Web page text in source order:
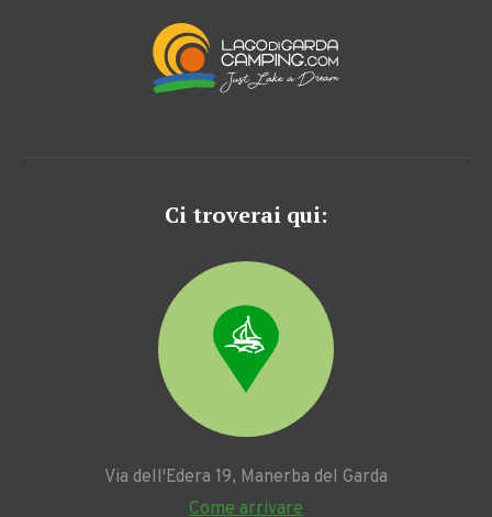
Ci troverai qui:
Via dell'Edera 19, Manerba del Garda
Come arrivare